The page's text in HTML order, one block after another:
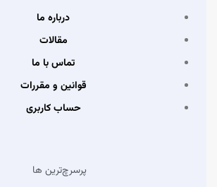
درباره ما
مقالات
تماس با ما
قوانین و مقررات
حساب کاربری
پرسرچ‌ترین ها